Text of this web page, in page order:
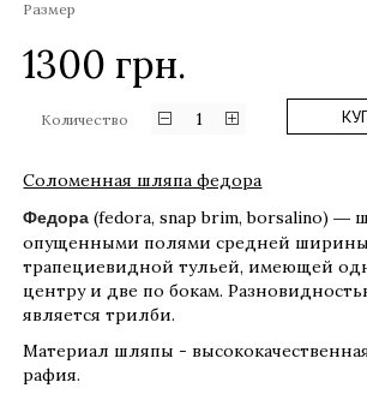
Размер
1300 грн.
Количество 1
Соломенная шляпа федора
Федора (fedora, snap brim, borsalino)—
опущенными полями средней
трапециевидной тульей, имеющей
центру и две по бокам.
является трилби.
Материал шляпы -
рафия.